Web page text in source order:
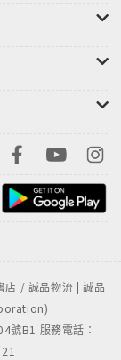
/ 誠品物流 | 誠品
號B1 服務電話：